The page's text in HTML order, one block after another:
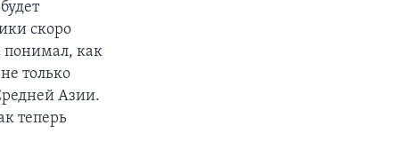
скоро
понимал, как
только
Азии.
теперь